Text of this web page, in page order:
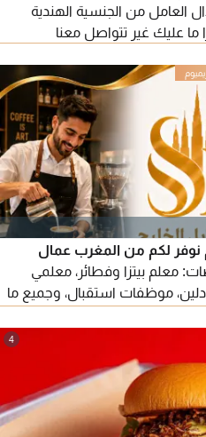
العامل من الجنسية الهندية
ما عليك غير تتواصل معنا
نوفر لكم من المغرب عمال
معلم بيتزا وفطائر، معلمي
موظفات استقبال، وجميع ما
4